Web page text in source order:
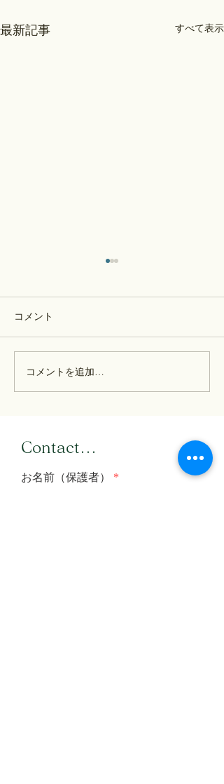
最新記事 すべて表示
歴史部通信：7月25日号
コメント
コメントを追加…
​Contact...
お名前（保護者）